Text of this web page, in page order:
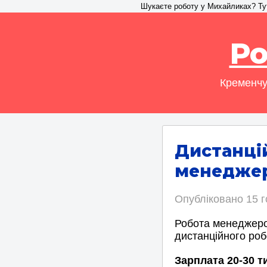
Шукаєте роботу у Михайликах?
Опубліковано 15
Робота
дистанційного
Зарплата 20-30